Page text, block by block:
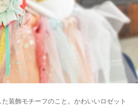
装飾モチーフのこと。かわいいロゼット